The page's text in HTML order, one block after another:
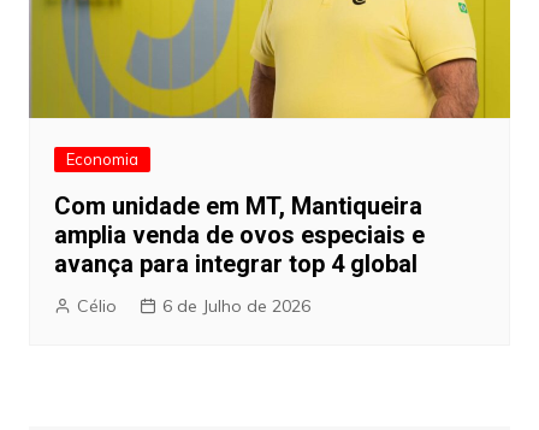
Economia
Com unidade em MT, Mantiqueira
amplia venda de ovos especiais e
avança para integrar top 4 global
Célio 6 de Julho de 2026